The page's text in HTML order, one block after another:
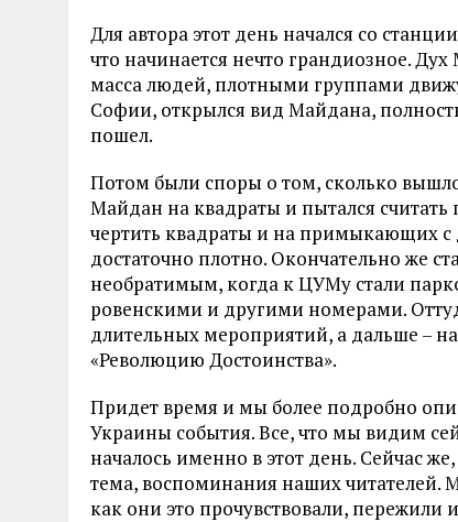
Для автора этот день начался со
что начинается нечто грандиозное.
масса людей, плотными группами
Софии, открылся вид Майдана,
пошел.
Потом были споры о том, сколько
Майдан на квадраты и пытался
чертить квадраты и на примыкающих
достаточно плотно. Окончательно же
необратимым, когда к ЦУМу стали
ровенскими и другими номерами.
длительных мероприятий, а дальше –
«Революцию Достоинства».
Придет время и мы более подробно
Украины события. Все, что мы видим
началось именно в этот день. Сейчас
тема, воспоминания наших читателей.
как они это прочувствовали, пережили